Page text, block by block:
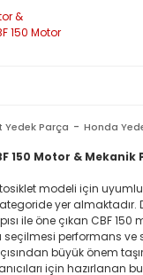
Parça Honda
150 Motor & Mekanik
modeli için
yer almaktadır.
ile öne çıkan CBF
seçilmesi performans ve
büyük önem
için hazırlanan